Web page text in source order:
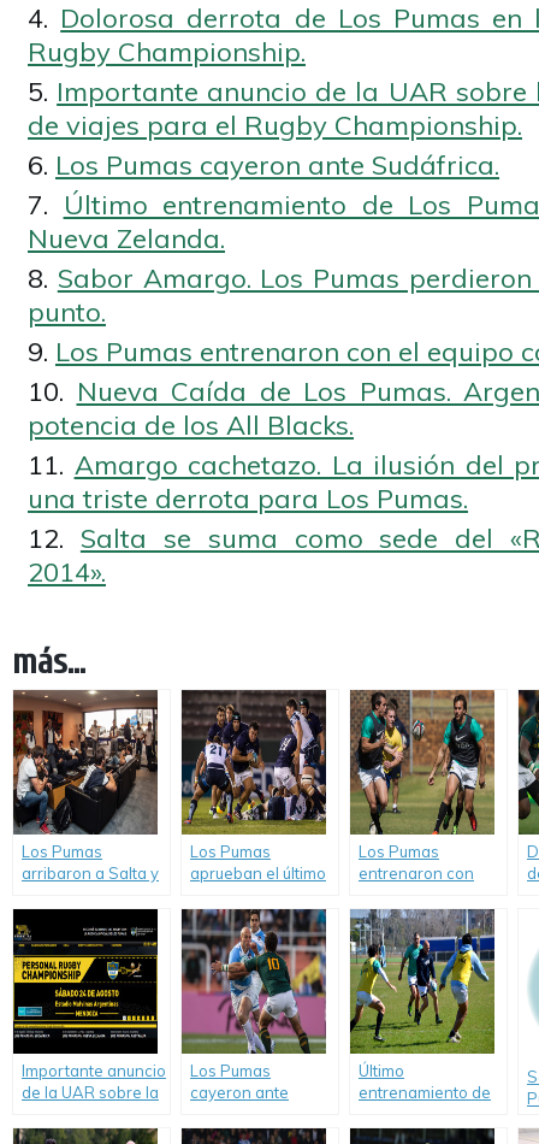
Dolorosa derrota de Los Pumas
Rugby Championship.
Importante anuncio de la UAR
de viajes para el Rugby Championship.
Los Pumas cayeron ante Sudáfrica.
Último entrenamiento de Los
Nueva Zelanda.
Sabor Amargo. Los Pumas
punto.
Los Pumas entrenaron con el equipo
Nueva Caída de Los Pumas.
potencia de los All Blacks.
Amargo cachetazo. La ilusión del
una triste derrota para Los Pumas.
Salta se suma como sede del
2014».
más...
Los Pumas
arribaron a Salta y
Barbarians.
Los Pumas
aprueban el último
Los Pumas
entrenaron con
para enfrentar a
Sudáfrica.
Importante anuncio
de la UAR sobre la
de viajes para el
Los Pumas
cayeron ante
Último
entrenamiento de
de partir a Nueva